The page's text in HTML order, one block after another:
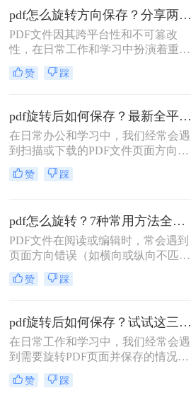
本文将介绍三种实用的方法，帮助您
轻松保存旋转后的PDF文件。
pdf怎么旋转方向保存？分享两种有效方法！
PDF文件因其跨平台性和不可篡改
性，在日常工作和学习中扮演着重要
角色。然而，有时我们可能会遇到
PDF文件方向不正确的情况，这时就
转方向保存呢？本文将介绍两种旋转
PDF方向并保存的方法。
赞 踩
pdf旋转后如何保存？最新全平台有效方法详解！
在日常办公和学习中，我们经常会遇
到扫描或下载的PDF文件页面方向错
误的问题——可能是横版的合同变成
了竖版，或是本该纵向阅读的文章变
保存下来，以便下次打开或发送给他
人时无需再次操作，却困扰着许多用
户。那么pdf旋转后如何保存呢？
赞 踩
pdf怎么旋转？7种常用方法全解析！
PDF文件在阅读或编辑时，常会遇到
页面方向错误（如横向或纵向不匹
配）的问题。那么pdf怎么旋转呢？本
文整理了7种简单高效的方法，帮助
Windows、Mac及在线工具。
赞 踩
pdf旋转后如何保存？试试这三招！
在日常工作和学习中，我们经常会遇
到需要旋转PDF页面并保存的情况。
无论是为了调整页面方向以适应打印
需求，还是为了改善阅读体验，掌握
赞 踩